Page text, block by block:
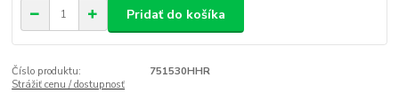
Pridať do košíka
Číslo produktu:
751530HHR
Strážiť cenu / dostupnosť